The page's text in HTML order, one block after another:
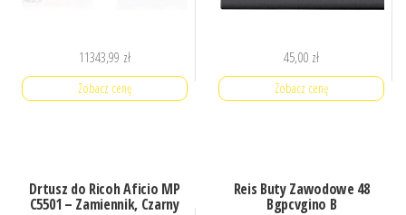
11343,99 zł
Zobacz cenę
45,00 zł
Zobacz cenę
Drtusz do Ricoh Aficio MP
C5501 – Zamiennik, Czarny
Reis Buty Zawodowe 48
Bgpcvgino B